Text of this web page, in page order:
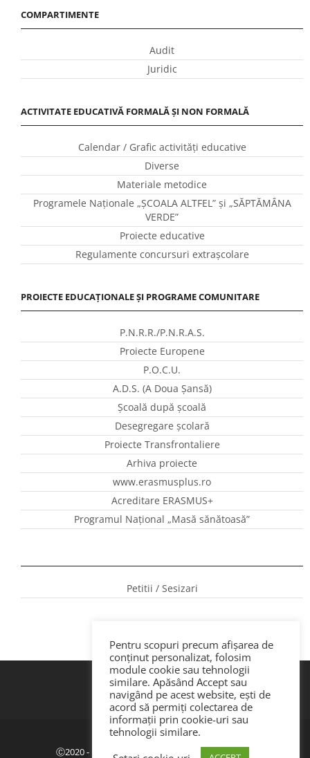
COMPARTIMENTE
Audit
Juridic
ACTIVITATE EDUCATIVĂ FORMALĂ ȘI NON FORMALĂ
Calendar / Grafic activităţi educative
Diverse
Materiale metodice
Programele Naţionale „ŞCOALA ALTFEL” și „SĂPTĂMÂNA
VERDE”
Proiecte educative
Regulamente concursuri extraşcolare
PROIECTE EDUCAȚIONALE ȘI PROGRAME COMUNITARE
P.N.R.R./P.N.R.A.S.
Proiecte Europene
P.O.C.U.
A.D.S. (A Doua Șansă)
Școală după școală
Desegregare școlară
Proiecte Transfrontaliere
Arhiva proiecte
www.erasmusplus.ro
Acreditare ERASMUS+
Programul Național „Masă sănătoasă”
Petitii / Sesizari
Politica de confidenţialitate|GDPR
Ⓒ2020 - ISJ Botoșani. Dezvoltat de Webemotion.
Pentru scopuri precum afișarea de
conținut personalizat, folosim
module cookie sau tehnologii
similare. Apăsând Accept sau
navigând pe acest website, ești de
acord să permiți colectarea de
informații prin cookie-uri sau
tehnologii similare.